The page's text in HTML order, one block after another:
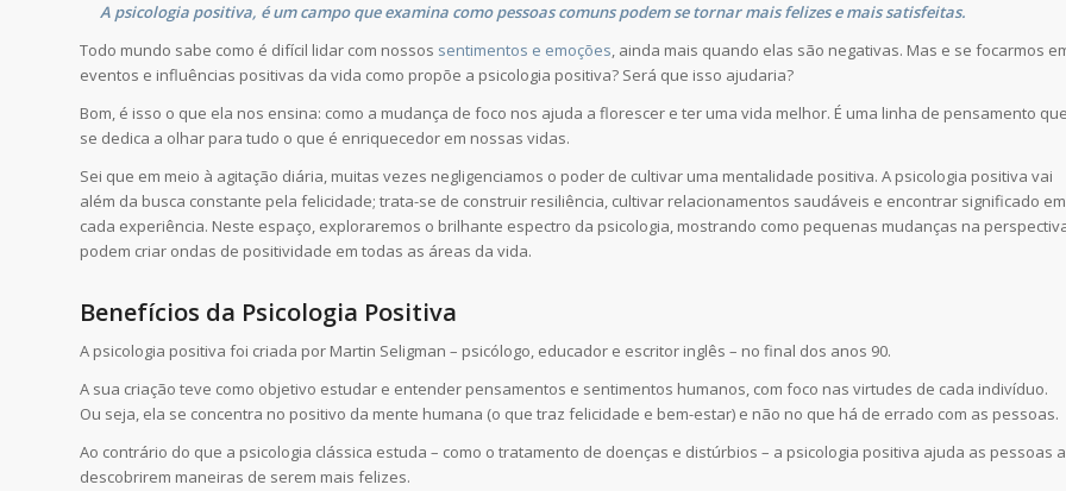
A psicologia positiva, é um campo que examina como pessoas comuns podem se tornar mais felizes e mais satisfeitas.
Todo mundo sabe como é difícil lidar com nossos sentimentos e emoções, ainda mais quando elas são negativas. Mas e se focarmos
eventos e influências positivas da vida como propõe a psicologia positiva? Será que isso ajudaria?
Bom, é isso o que ela nos ensina: como a mudança de foco nos ajuda a florescer e ter uma vida melhor. É uma linha de pensamento
se dedica a olhar para tudo o que é enriquecedor em nossas vidas.
Sei que em meio à agitação diária, muitas vezes negligenciamos o poder de cultivar uma mentalidade positiva. A psicologia positiva vai
além da busca constante pela felicidade; trata-se de construir resiliência, cultivar relacionamentos saudáveis e encontrar significado em
cada experiência. Neste espaço, exploraremos o brilhante espectro da psicologia, mostrando como pequenas mudanças na
podem criar ondas de positividade em todas as áreas da vida.
Benefícios da Psicologia Positiva
A psicologia positiva foi criada por Martin Seligman – psicólogo, educador e escritor inglês – no final dos anos 90.
A sua criação teve como objetivo estudar e entender pensamentos e sentimentos humanos, com foco nas virtudes de cada indivíduo.
Ou seja, ela se concentra no positivo da mente humana (o que traz felicidade e bem-estar) e não no que há de errado com as pessoas.
Ao contrário do que a psicologia clássica estuda – como o tratamento de doenças e distúrbios – a psicologia positiva ajuda as pessoas a
descobrirem maneiras de serem mais felizes.